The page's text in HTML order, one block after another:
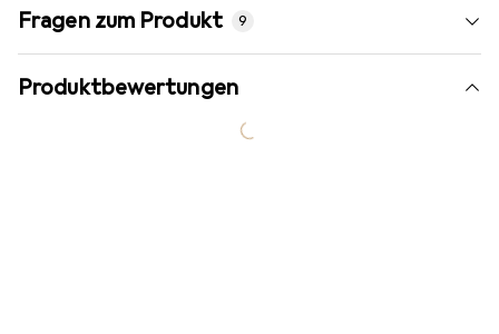
Fragen zum Produkt 9
Produktbewertungen